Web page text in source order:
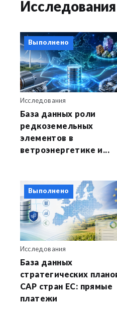
Выполнено
Исследования
База данных роли
редкоземельных
элементов в
ветроэнергетике и...
Выполнено
Исследования
База данных
стратегических
CAP стран ЕС: прямые
платежи